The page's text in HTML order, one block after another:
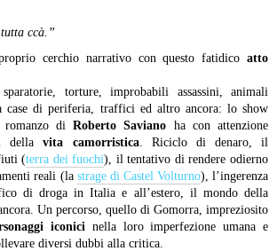
tutta ccà.”
cerchio narrativo con questo fatidico atto
torture, improbabili assassini, animali
case di periferia, traffici ed altro ancora: lo show
romanzo di Roberto Saviano ha con attenzione
dellavita camorristica. Riciclo di denaro, il
(terra dei fuochi), il tentativo di rendere odierno
reali (la strage di Castel Volturno), l’ingerenza
di droga in Italia e all’estero, il mondo della
Un percorso, quello di Gomorra, impreziosito
iconici nella loro imperfezione umana e
diversi dubbi alla critica.